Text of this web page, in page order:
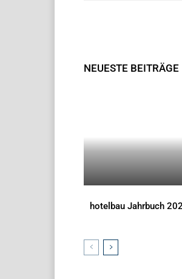
NEUESTE BEITRÄGE
hotelbau Jahrbuch